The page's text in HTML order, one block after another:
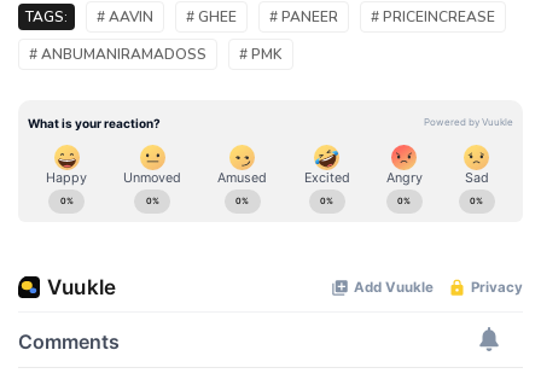
TAGS: # AAVIN # GHEE # PANEER
# PRICEINCREASE
# ANBUMANIRAMADOSS
# PMK